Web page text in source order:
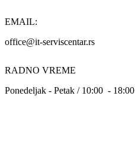
EMAIL:
office@it-serviscentar.rs
RADNO VREME
Ponedeljak - Petak / 10:00 - 18:00